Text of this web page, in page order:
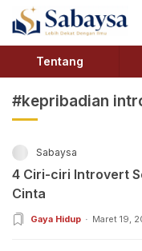
Sabaysa
Lebih Dekat Dengan
Tentang
#kepribadian
Sabaysa
4 Ciri-ciri Introvert
Cinta
Gaya Hidup Maret 19,